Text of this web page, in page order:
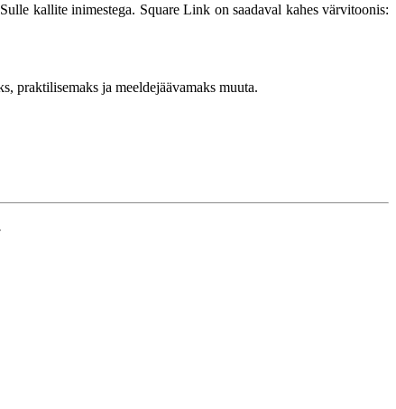
kallite inimestega. Square Link on saadaval kahes värvitoonis:
praktilisemaks ja meeldejäävamaks muuta.